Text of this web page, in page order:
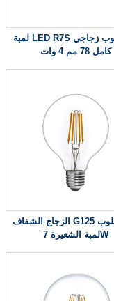
لمبة LED R7S في أنبوب زجاجي
كامل 78 مم 4 وات
الزجاج الشفاف G125 غلوب LED
لمبة الشعيرة 7W